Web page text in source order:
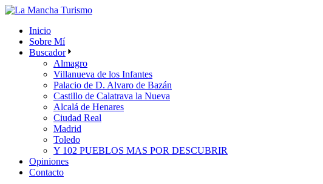
Skip
content
Inicio
Sobre Mí
Buscador
Almagro
Villanueva de los Infantes
Palacio de D. Alvaro de Bazán
Castillo de Calatrava la Nueva
Alcalá de Henares
Ciudad Real
Madrid
Toledo
Y 102 PUEBLOS MAS POR DESCUBRIR
Opiniones
Contacto